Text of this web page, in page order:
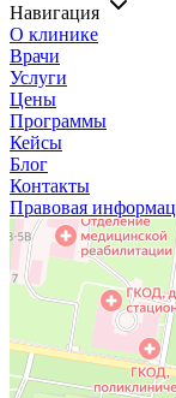
Навигация
О клинике
Врачи
Услуги
Цены
Программы
Кейсы
Блог
Контакты
Правовая